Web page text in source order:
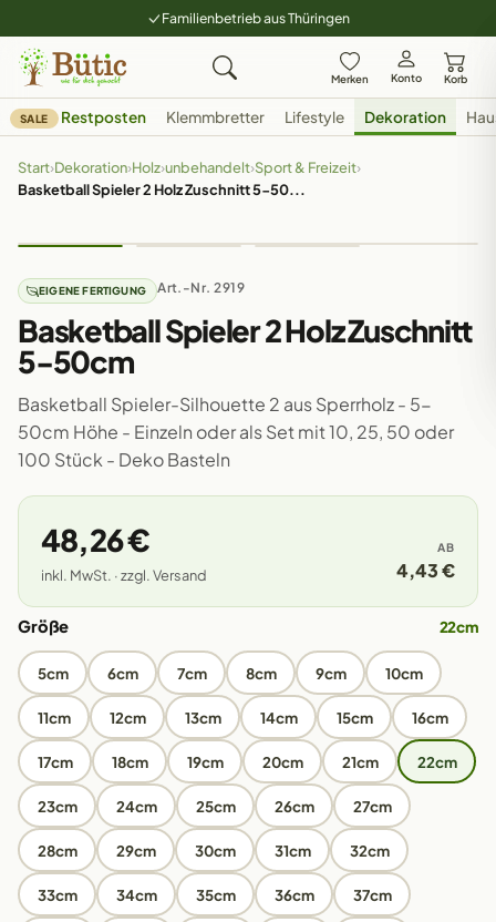
Familienbetrieb aus Thüringen
Merken Konto Korb
SALE Restposten Klemmbretter Lifestyle Dekoration
Start›Dekoration›Holz›unbehandelt›Sport & Freizeit›
Basketball Spieler 2 Holz Zuschnitt 5-50...
EIGENE FERTIGUNG Art.-Nr. 2919
Basketball Spieler 2 Holz Zuschnitt
5-50cm
Basketball Spieler-Silhouette 2 aus Sperrholz - 5-
50cm Höhe - Einzeln oder als Set mit 10, 25, 50 oder
100 Stück - Deko Basteln
48,26 €
inkl. MwSt. · zzgl. Versand
AB
4,43 €
Größe 22cm
5cm 6cm 7cm 8cm 9cm 10cm
11cm 12cm 13cm 14cm 15cm 16cm
17cm 18cm 19cm 20cm 21cm 22cm
23cm 24cm 25cm 26cm 27cm
28cm 29cm 30cm 31cm 32cm
33cm 34cm 35cm 36cm 37cm